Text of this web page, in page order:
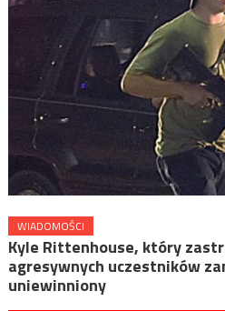
WIADOMOŚCI
Kyle Rittenhouse, który
agresywnych uczestników
uniewinniony